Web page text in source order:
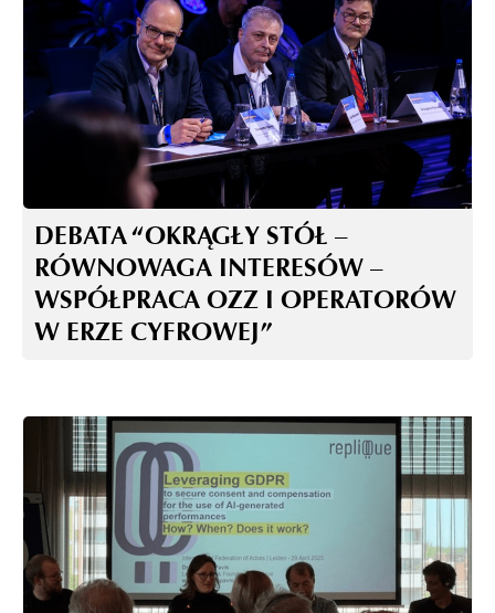
DEBATA “OKRĄGŁY STÓŁ –
RÓWNOWAGA INTERESÓW –
WSPÓŁPRACA OZZ I OPERATORÓW
W ERZE CYFROWEJ”